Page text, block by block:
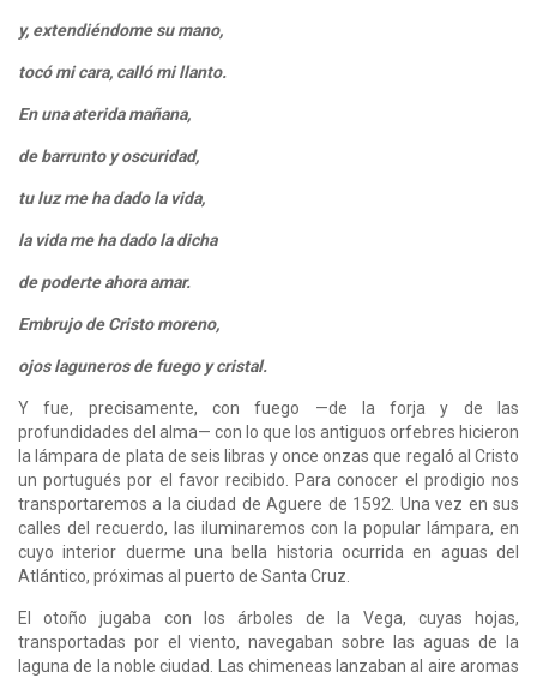
y, extendiéndome su mano,
tocó mi cara, calló mi llanto.
En una aterida mañana,
de barrunto y oscuridad,
tu luz me ha dado la vida,
la vida me ha dado la dicha
de poderte ahora amar.
Embrujo de Cristo moreno,
ojos laguneros de fuego y cristal.
Y fue, precisamente, con fuego —de la forja y de las
profundidades del alma— con lo que los antiguos orfebres hicieron
la lámpara de plata de seis libras y once onzas que regaló al Cristo
un portugués por el favor recibido. Para conocer el prodigio nos
transportaremos a la ciudad de Aguere de 1592. Una vez en sus
calles del recuerdo, las iluminaremos con la popular lámpara, en
cuyo interior duerme una bella historia ocurrida en aguas del
Atlántico, próximas al puerto de Santa Cruz.
El otoño jugaba con los árboles de la Vega, cuyas hojas,
transportadas por el viento, navegaban sobre las aguas de la
laguna de la noble ciudad. Las chimeneas lanzaban al aire aromas